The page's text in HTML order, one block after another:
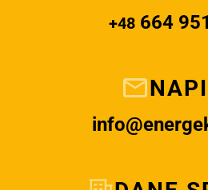
+48664